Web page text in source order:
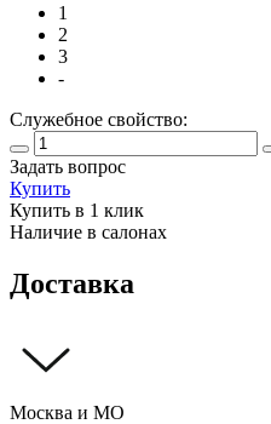
1
2
3
-
Служебное свойство:
Задать вопрос
Купить
Купить в 1 клик
Наличие в салонах
Доставка
Москва и МО